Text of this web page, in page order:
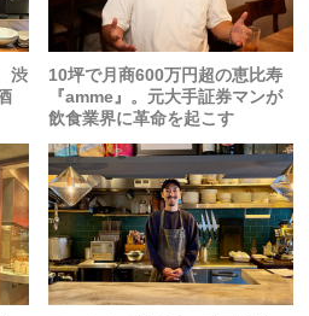
渋
10坪で月商600万円超の恵比寿
『amme』。元大手証券マンが
飲食業界に革命を起こす